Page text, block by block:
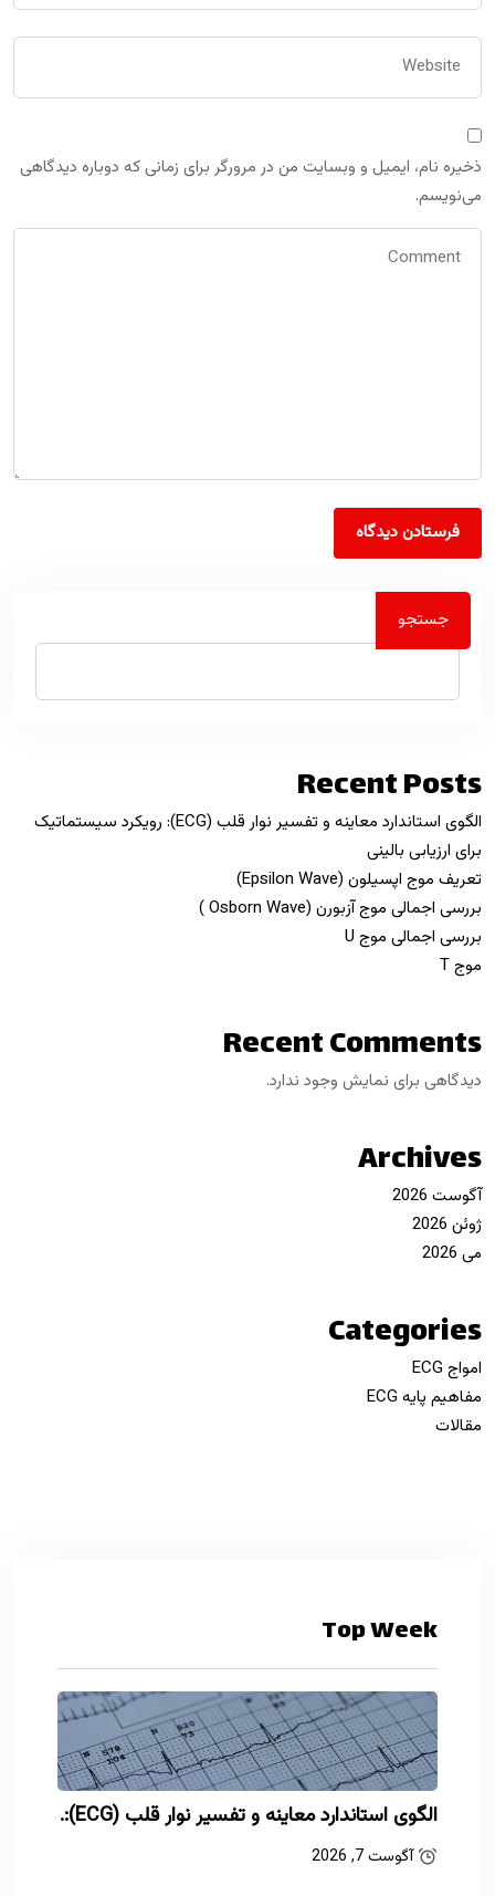
ذخیره نام، ایمیل و وبسایت من در مرورگر برای زمانی که دوباره دیدگاهی
می‌نویسم.
جستجو
جستجو
Recent Posts
الگوی استاندارد معاینه و تفسیر نوار قلب (ECG): رویکرد سیستماتیک
برای ارزیابی بالینی
تعریف موج اپسیلون (Epsilon Wave)
بررسی اجمالی موج آزبورن (Osborn Wave )
بررسی اجمالی موج U
موج T
Recent Comments
دیدگاهی برای نمایش وجود ندارد.
Archives
آگوست 2026
ژوئن 2026
می 2026
Categories
امواج ECG
مفاهیم پایه ECG
مقالات
Top Week
الگوی استاندارد معاینه و تفسیر نوار قلب (ECG):.
آگوست 7, 2026